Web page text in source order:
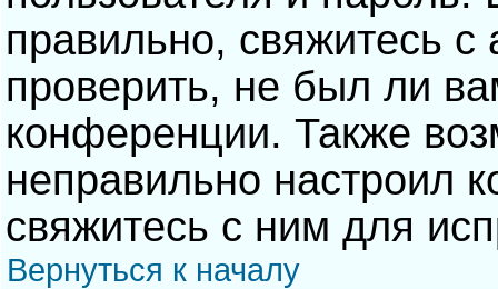
правильно, свяжитесь
проверить, не был ли
конференции. Также
неправильно настроил
свяжитесь с ним для
Вернуться к началу